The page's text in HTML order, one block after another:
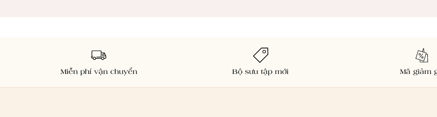
Miễn phí vận chuyển Bộ sưu tập mới Mã giảm